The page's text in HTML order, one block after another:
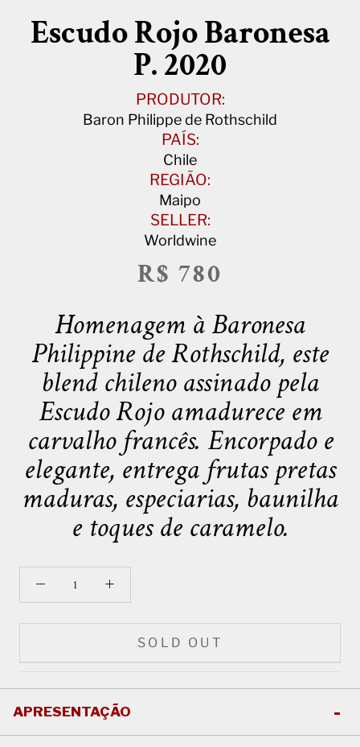
Escudo Rojo Baronesa
P. 2020
PRODUTOR:
Baron Philippe de Rothschild
PAÍS:
Chile
REGIÃO:
Maipo
SELLER:
Worldwine
R$ 780
Homenagem à Baronesa
Philippine de Rothschild, este
blend chileno assinado pela
Escudo Rojo amadurece em
carvalho francês. Encorpado e
elegante, entrega frutas pretas
maduras, especiarias, baunilha
e toques de caramelo.
SOLD OUT
APRESENTAÇÃO